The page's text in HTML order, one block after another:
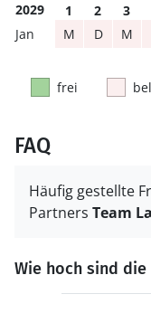
2029 1 2 3
M
D M
frei
FAQ
Häufig gestellte
Partners Team
Wie hoch sind